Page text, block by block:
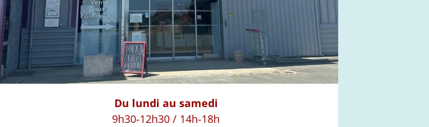
Du lundi au samedi
9h30-12h30 / 14h-18h